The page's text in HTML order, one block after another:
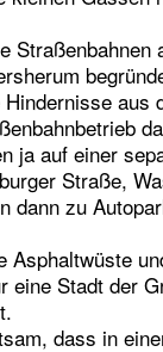
Straßenbahnen
aus
ja auf einer
Straße,
dann zu
Asphaltwüste
eine Stadt der
dass in